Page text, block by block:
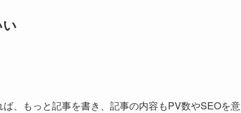
、もっと記事を書き、記事の内容もPV数やSEOを意